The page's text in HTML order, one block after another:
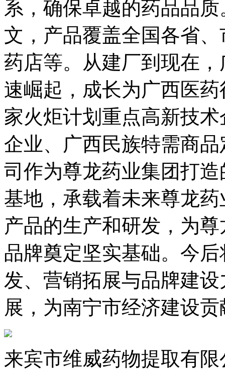
系，确保卓越的药品品
文，产品覆盖全国各省
药店等。从建厂到现在
速崛起，成长为广西医
家火炬计划重点高新技
企业、广西民族特需商
司作为尊龙药业集团打
基地，承载着未来尊龙
产品的生产和研发，为
品牌奠定坚实基础。今
发、营销拓展与品牌建
展，为南宁市经济建设
来宾市维威药物提取有限